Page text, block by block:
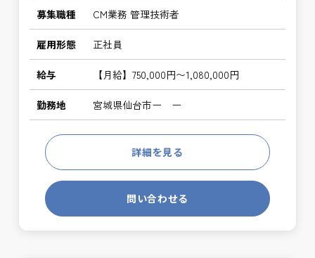
募集職種 CM業務 管理技術者
雇用形態 正社員
給与 【月給】750,000円〜1,080,000円
勤務地 宮城県仙台市ー ー
詳細を見る
問い合わせる